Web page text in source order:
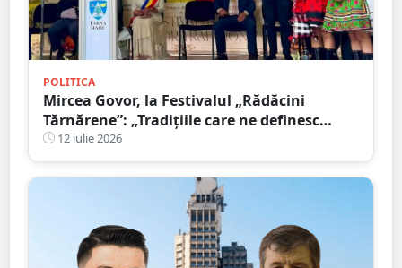
POLITICA
Mircea Govor, la Festivalul „Rădăcini
Tărnărene”: „Tradițiile care ne definesc
merită păstrate, promovate și duse mai
departe”
12 iulie 2026